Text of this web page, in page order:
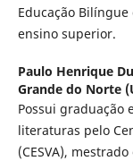
Educação
ensino superior.
Paulo Henrique
Grande do Norte
Possui graduação
literaturas pelo
(CESVA),